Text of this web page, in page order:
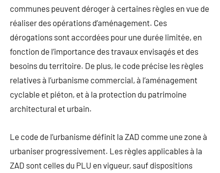
communes peuvent déroger à certaines règles en vue de
réaliser des opérations d’aménagement. Ces
dérogations sont accordées pour une durée limitée, en
fonction de l’importance des travaux envisagés et des
besoins du territoire. De plus, le code précise les règles
relatives à l’urbanisme commercial, à l’aménagement
cyclable et piéton, et à la protection du patrimoine
architectural et urbain.
Le code de l’urbanisme définit la ZAD comme une zone à
urbaniser progressivement. Les règles applicables à la
ZAD sont celles du PLU en vigueur, sauf dispositions